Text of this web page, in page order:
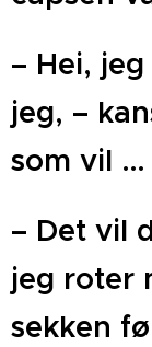
– Hei,
jeg, –
som vil …
– Det vil
jeg roter
sekken